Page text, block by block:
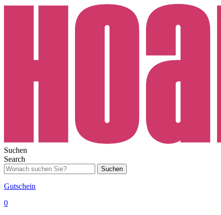
Suchen
Search
Suchen
Gutschein
0